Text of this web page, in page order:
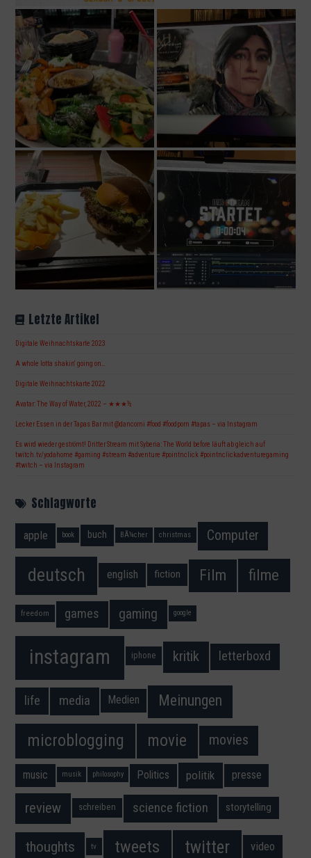
Letzte Artikel
Digitale Weihnachtskarte 2023
A whole lotta shakin‘ going on…
Digitale Weihnachtskarte 2022
Avatar: The Way of Water, 2022 – ★★★½
Lecker Essen in der Tapas Bar mit @dancorni #food #foodporn #tapas – via Instagram
Es wird wieder geströmt! Dritter Stream mit Syberia: The World before läuft ab gleich auf
twitch.tv/yodahome #gaming #stream #adventure #pointnclick #pointnclickadventuregaming
#twitch – via Instagram
Schlagworte
apple book buch BÃ¼cher christmas Computer
deutsch english fiction Film filme
freedom games gaming google
instagram iphone kritik letterboxd
life media Medien Meinungen
microblogging movie movies
music musik philosophy Politics politik presse
review schreiben science fiction storytelling
thoughts tv tweets twitter video